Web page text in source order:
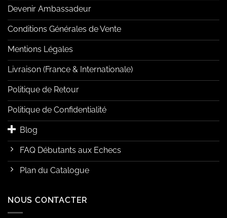
Devenir Ambassadeur
Conditions Générales de Vente
Mentions Légales
Livraison (France & Internationale)
Politique de Retour
Politique de Confidentialité
Blog
FAQ Débutants aux Echecs
Plan du Catalogue
NOUS CONTACTER